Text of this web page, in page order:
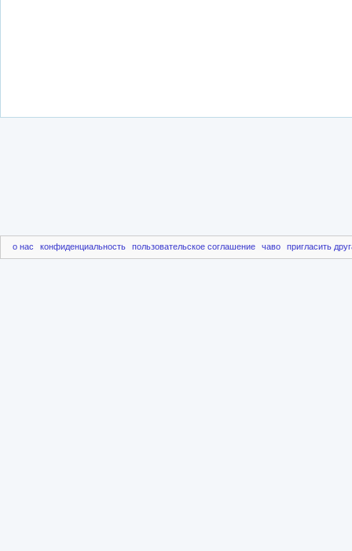
о нас конфиденциальность пользовательское соглашение чаво пригласить